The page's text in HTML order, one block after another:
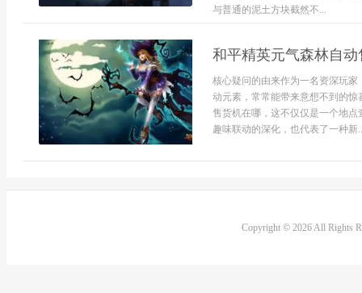
与普通的泥土方块截然不...
和平精英元气森林自
核心疑问的由来作为一名资深玩
动元素，常常能带来意想不到的
售货机在哪，这不仅仅是一个地
趣味联动的深化，也代表了一种新
Copyright © 2026 All Rights